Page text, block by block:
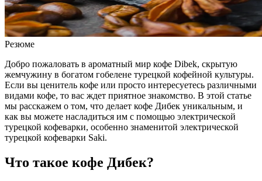
Резюме
Добро пожаловать в ароматный мир кофе Dibek, скрытую
жемчужину в богатом гобелене турецкой кофейной культуры.
Если вы ценитель кофе или просто интересуетесь различными
видами кофе, то вас ждет приятное знакомство. В этой статье
мы расскажем о том, что делает кофе Дибек уникальным, и
как вы можете насладиться им с помощью электрической
турецкой кофеварки, особенно знаменитой электрической
турецкой кофеварки Saki.
Что такое кофе Дибек?